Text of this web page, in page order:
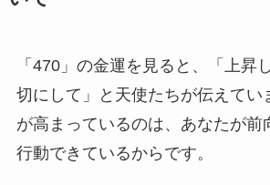
「470」の金運を見ると、「上昇
切にして」と天使たちが伝えてい
が高まっているのは、あなたが前
行動できているからです。